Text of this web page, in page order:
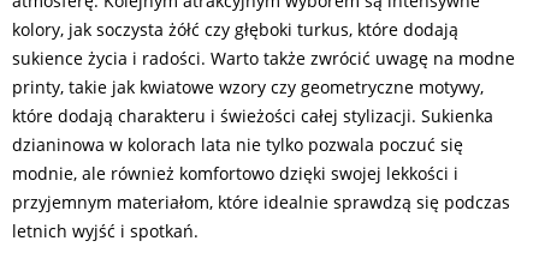
kolory, jak soczysta żółć czy głęboki turkus, które dodają
sukience życia i radości. Warto także zwrócić uwagę na modne
printy, takie jak kwiatowe wzory czy geometryczne motywy,
które dodają charakteru i świeżości całej stylizacji. Sukienka
dzianinowa w kolorach lata nie tylko pozwala poczuć się
modnie, ale również komfortowo dzięki swojej lekkości i
przyjemnym materiałom, które idealnie sprawdzą się podczas
letnich wyjść i spotkań.